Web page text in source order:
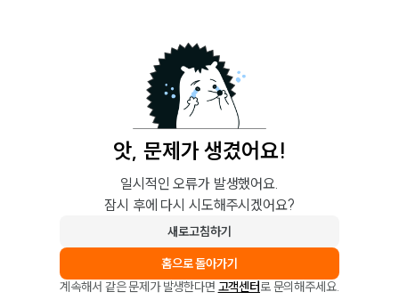
앗, 문제가 생겼어요!
일시적인 오류가 발생했어요.
잠시 후에 다시 시도해주시겠어요?
새로고침하기
홈으로 돌아가기
계속해서 같은 문제가 발생한다면 고객센터로 문의해주세요.